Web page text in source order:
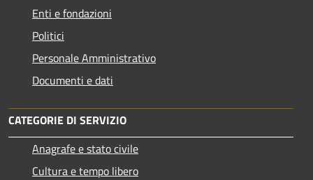
Enti e fondazioni
Politici
Personale Amministrativo
Documenti e dati
CATEGORIE DI SERVIZIO
Anagrafe e stato civile
Cultura e tempo libero